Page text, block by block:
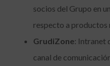
socios del Grupo en
respecto a productos
GrudiZone: Intranet
canal de